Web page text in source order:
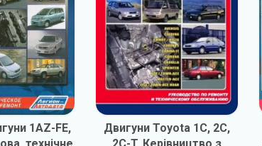
1AZ-FE,
Двигуни Toyota 1C, 2C,